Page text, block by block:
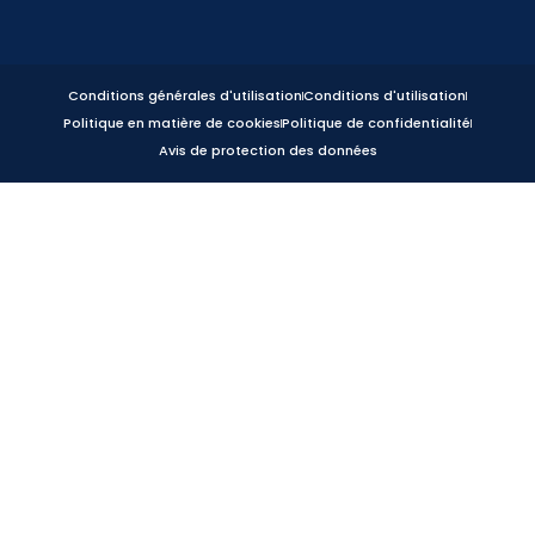
Conditions générales d'utilisationConditions d'utilisation
Politique en matière de cookiesPolitique de confidentialité
Avis de protection des données